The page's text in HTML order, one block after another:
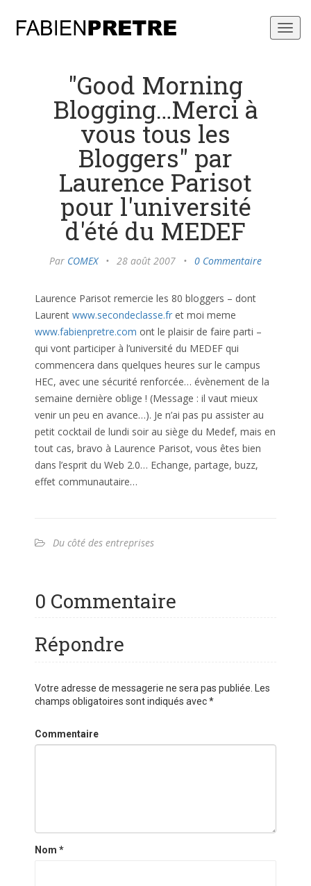
"Good Morning
Blogging…Merci à
vous tous les
Bloggers" par
Laurence Parisot
pour l'université
d'été du MEDEF
Par COMEX • 28 août 2007 • 0 Commentaire
Laurence Parisot remercie les 80 bloggers – dont
Laurent www.secondeclasse.fr et moi meme
www.fabienpretre.com ont le plaisir de faire parti –
qui vont participer à l’université du MEDEF qui
commencera dans quelques heures sur le campus
HEC, avec une sécurité renforcée… évènement de la
semaine dernière oblige ! (Message : il vaut mieux
venir un peu en avance…). Je n’ai pas pu assister au
petit cocktail de lundi soir au siège du Medef, mais en
tout cas, bravo à Laurence Parisot, vous êtes bien
dans l’esprit du Web 2.0… Echange, partage, buzz,
effet communautaire…
Du côté des entreprises
0 Commentaire
Répondre
Votre adresse de messagerie ne sera pas publiée.
Les
champs obligatoires sont indiqués avec*
Commentaire
Nom *